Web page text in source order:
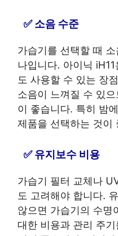
소음 수준
가습기를 선택할 때
나입니다. 아이닉
도 사용할 수 있는 장
소음이 느껴질 수 있
이 좋습니다. 특히 밤
제품을 선택하는 것이
유지보수 비용
가습기 필터 교체나
도 고려해야 합니다.
않으면 가습기의 수명
대한 비용과 관리 주